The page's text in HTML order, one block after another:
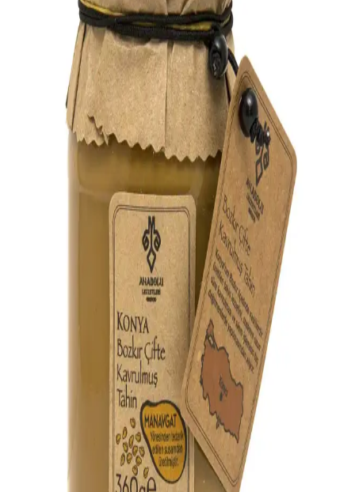
Dinamikleri Analizi
Konya'da kıyma fiyatları, bölgesel ve piyasa koşullarıyla
şekilleniyor. Fiyatlar, et maliyetleri ve talep değişikliklerine bağlı
olarak sürekli dalgalanma gösteriyor.
2025'te Konya Otobüs Ücretlerinde Devrim:
Ulaşımda Yeni Dönem Başladı
Konya'da 2025 otobüs ücretleri ve Konyakart avantajlarıyla
ekonomik ulaşımı keşfedin. Detayları hemen öğrenin!
2025'te Konya-Isparta Yolculuğunuzu
Kolaylaştıracak 5 İpucu
2025'te Konya-Isparta yolculuğunuz için ulaşım seçeneklerini,
süreleri ve ipuçlarını öğrenin. Hemen keşfedin! Synopsıs: Konya ile
Isparta arasındaki yaklaşık 242 kilomet
2025'te Konya-Manisa Yolculuğu: En Hızlı ve
Konforlu Seçenekler
2025'te Konya-Manisa yolculuğunuzda en hızlı ve konforlu ulaşım
seçeneklerini keşfedin. Detayları hemen öğrenin!','synopsis':'Konya
ile Manisa arasındaki yaklaşık 535 km’
Konya Tulum Peyniri Özellikleri ve Geleneksel
Üretim Yöntemleri Hakkında Bilgi
Konya tulum peyniri, geleneksel yöntemlerle üretilen, yoğun
aroması ve doğal fermantasyonuyla öne çıkan bölgesel Türk